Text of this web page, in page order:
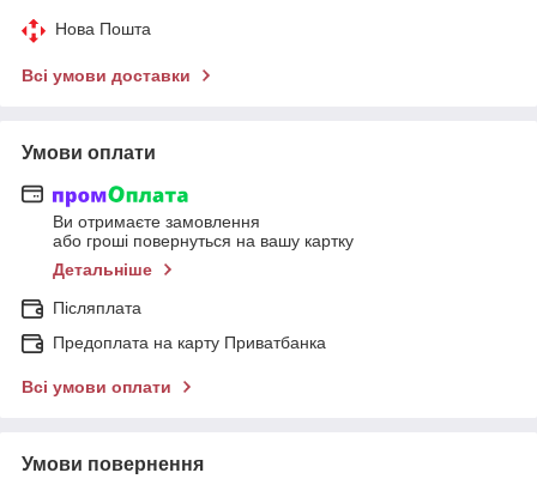
Нова Пошта
Всі умови доставки
Умови оплати
Ви отримаєте замовлення
або гроші повернуться на вашу картку
Детальніше
Післяплата
Предоплата на карту Приватбанка
Всі умови оплати
Умови повернення